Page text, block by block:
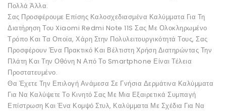
Πολλά Άλλα.
Σας Προσφέρουμε Επίσης Καλοσχεδιασμένα Καλύμματα Για Τη
Διατήρηση Του Xiaomi Redmi Note 11S Σας Με Ολοκληρωμένο
Τρόπο Και Τα Οποία, Χάρη Στην Πολυλειτουργικότητά Τους, Σας
Προσφέρουν Ένα Πρακτικό Και Βέλτιστη Χρήση Διατηρώντας Την
Πλάτη Και Την Οθόνη N Από Το Smartphone Είναι Τέλεια
Προστατευμένο.
Θα Έχετε Την Επιλογή Ανάμεσα Σε Γνήσια Δερμάτινα Καλύμματα
Για Να Καλύψετε Το Κινητό Σας Με Μια Εξαιρετικά Συμπαγή
Επίστρωση Και Ένα Κομψό Στυλ, Καλύμματα Με Σχέδια Για Να